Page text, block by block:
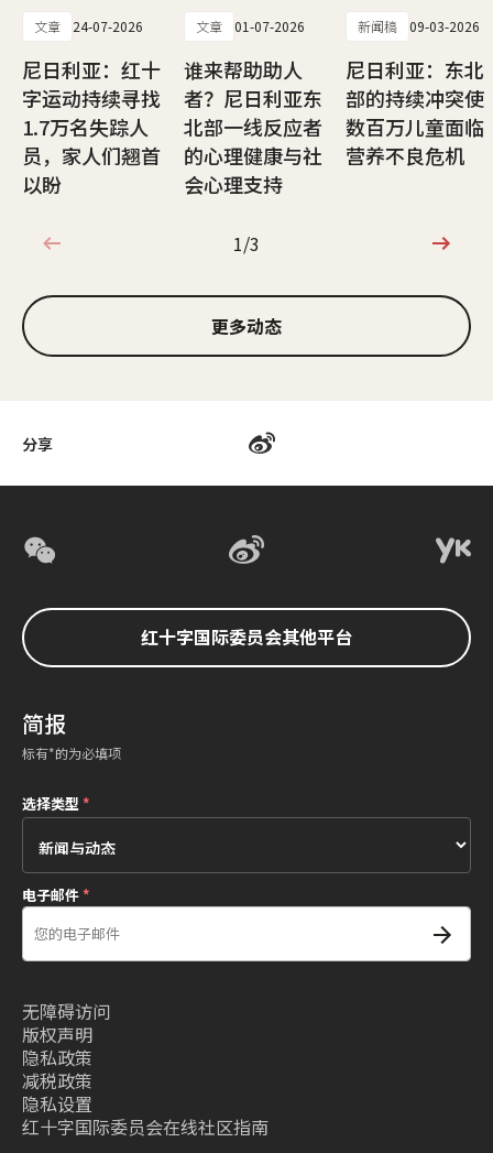
分享
文章 24-07-2026
尼日利亚：红十
字运动持续寻找
1.7万名失踪人
员，家人们翘首
以盼
文章 01-07-2026
谁来帮助助人
者？尼日利亚东
北部一线反应者
的心理健康与社
会心理支持
新闻稿 09-03-2026
尼日利亚：东北
部的持续冲突使
数百万儿童面临
营养不良危机
1/3
1/3
更多动态
红十字国际委员会其他平台
简报
标有*的为必填项
选择类型*
电子邮件*
无障碍访问
版权声明
隐私政策
减税政策
隐私设置
红十字国际委员会在线社区指南